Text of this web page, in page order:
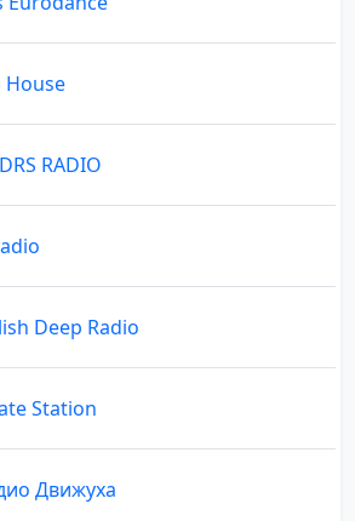
House
RADIO
Deep Radio
Station
Движуха